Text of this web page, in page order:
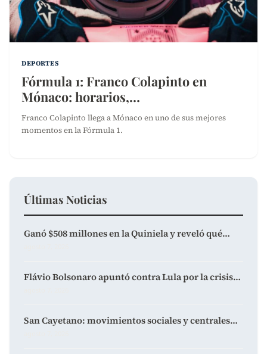
DEPORTES
Fórmula 1: Franco Colapinto en
Mónaco: horarios,…
Franco Colapinto llega a Mónaco en uno de sus mejores
momentos en la Fórmula 1.
Últimas Noticias
Ganó $508 millones en la Quiniela y reveló qué…
Flávio Bolsonaro apuntó contra Lula por la crisis…
San Cayetano: movimientos sociales y centrales…